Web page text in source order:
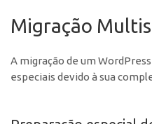
Migração
A migração de um
especiais devido à sua